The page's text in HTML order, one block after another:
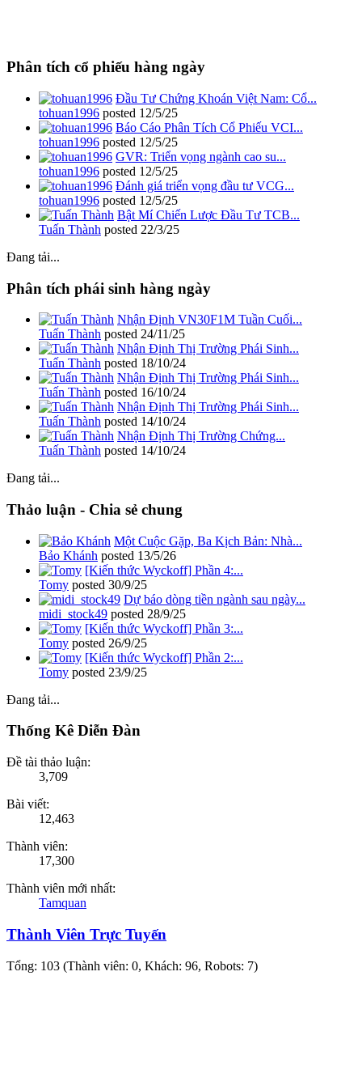
Phân tích cổ phiếu hàng ngày
Đầu Tư Chứng Khoán Việt Nam: Cổ...
tohuan1996 posted 12/5/25
Báo Cáo Phân Tích Cổ Phiếu VCI...
tohuan1996 posted 12/5/25
GVR: Triển vọng ngành cao su...
tohuan1996 posted 12/5/25
Đánh giá triển vọng đầu tư VCG...
tohuan1996 posted 12/5/25
Bật Mí Chiến Lược Đầu Tư TCB...
Tuấn Thành posted 22/3/25
Đang tải...
Phân tích phái sinh hàng ngày
Nhận Định VN30F1M Tuần Cuối...
Tuấn Thành posted 24/11/25
Nhận Định Thị Trường Phái Sinh...
Tuấn Thành posted 18/10/24
Nhận Định Thị Trường Phái Sinh...
Tuấn Thành posted 16/10/24
Nhận Định Thị Trường Phái Sinh...
Tuấn Thành posted 14/10/24
Nhận Định Thị Trường Chứng...
Tuấn Thành posted 14/10/24
Đang tải...
Thảo luận - Chia sẻ chung
Một Cuộc Gặp, Ba Kịch Bản: Nhà...
Bảo Khánh posted 13/5/26
[Kiến thức Wyckoff] Phần 4:...
Tomy posted 30/9/25
Dự báo dòng tiền ngành sau ngày...
midi_stock49 posted 28/9/25
[Kiến thức Wyckoff] Phần 3:...
Tomy posted 26/9/25
[Kiến thức Wyckoff] Phần 2:...
Tomy posted 23/9/25
Đang tải...
Thống Kê Diễn Đàn
Đề tài thảo luận:
3,709
Bài viết:
12,463
Thành viên:
17,300
Thành viên mới nhất:
Tamquan
Thành Viên Trực Tuyến
Tổng: 103 (Thành viên: 0, Khách: 96, Robots: 7)